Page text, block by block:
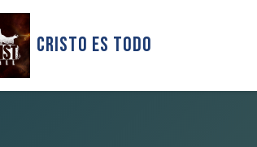
Cristo Es Todo